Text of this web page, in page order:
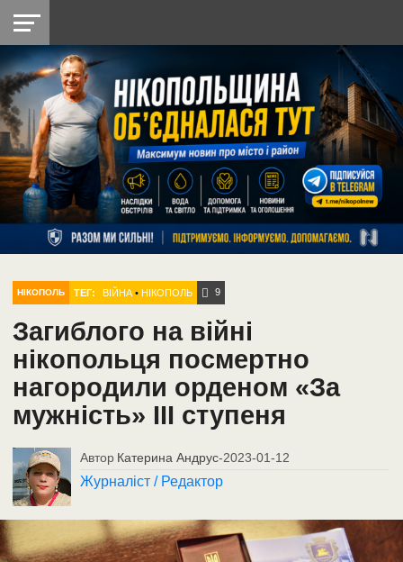
НІКОПОЛЬ
РАЙОН
СІЧЕСЛАВСЬКА
УКРАЇНА
РЕТРО
НІКОПОЛЬ
ЛАЙТ
УКРАЇНА
ДОПОМОГА
РАДІО
НІКОПОЛЬ ТЕГ: ВІЙНА •НІКОПОЛЬ 9
Загиблого на війні
нікопольця посмертно
нагородили орденом «За
мужність» III ступеня
Автор Катерина Андрус-2023-01-12
Журналіст / Редактор